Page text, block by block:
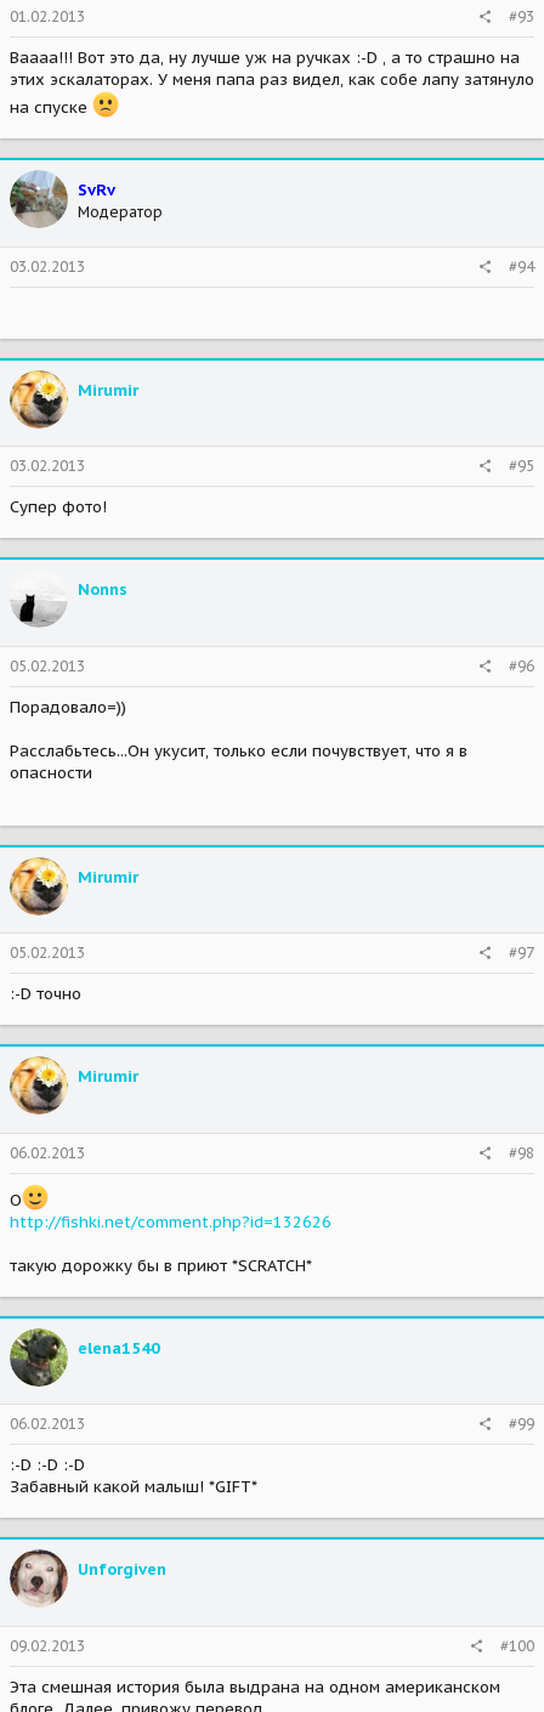
01.02.2013 #93
Ваааа!!! Вот это да, ну лучше уж на ручках :-D , а то страшно на
этих эскалаторах. У меня папа раз видел, как собе лапу затянуло
на спуске
SvRv
Модератор
03.02.2013 #94
Mirumir
03.02.2013 #95
Супер фото!
Nonns
05.02.2013 #96
Порадовало=))
Расслабьтесь...Он укусит, только если почувствует, что я в
опасности
Mirumir
05.02.2013 #97
:-D точно
Mirumir
06.02.2013 #98
O
http://fishki.net/comment.php?id=132626
такую дорожку бы в приют *SCRATCH*
elena1540
06.02.2013 #99
:-D :-D :-D
Забавный какой малыш! *GIFT*
Unforgiven
09.02.2013 #100
Эта смешная история была выдрана на одном американском